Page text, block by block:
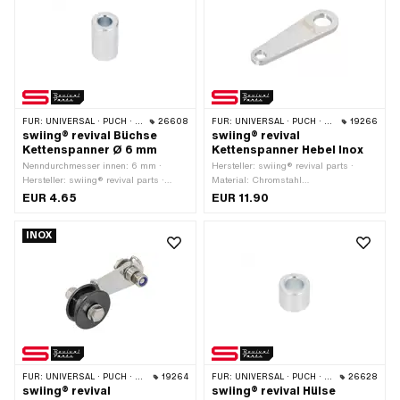
FÜR: UNIVERSAL · PUCH · SACHS · ZÜNDAPP BELMONDO · CILO 26608
swiing® revival Büchse
Kettenspanner Ø 6 mm
Nenndurchmesser innen: 6 mm ·
Hersteller: swiing® revival parts ·
Material: Stahl · Oberfläche: verzinkt
EUR 4.65
FÜR: UNIVERSAL · PUCH · SACHS 19266
swiing® revival
Kettenspanner Hebel Inox
Hersteller: swiing® revival parts ·
Material: Chromstahl
(umgangssprachlich bekannt als
Anzahl Befestigungspunkte: 2 Stk. · Ø
EUR 11.90
INOX
FÜR: UNIVERSAL · PUCH · SACHS 19264
swiing® revival
FÜR: UNIVERSAL · PUCH · SACHS · ZÜNDAPP BELMONDO · CILO 26628
swiing® revival Hülse